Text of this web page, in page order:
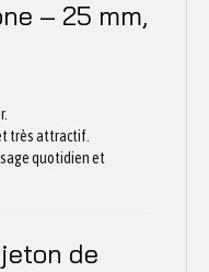
– 25 mm,
très attractif.
quotidien et
de